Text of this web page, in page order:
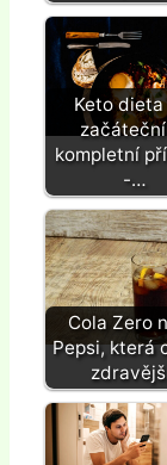
Keto dieta
kompletní
-…
Cola Zero
Pepsi, která